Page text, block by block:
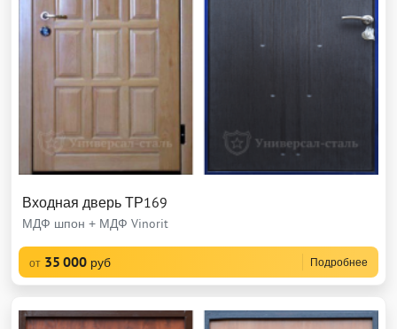
Входная дверь ТР169
МДФ шпон + МДФ Vinorit
от 35 000 руб Подробнее